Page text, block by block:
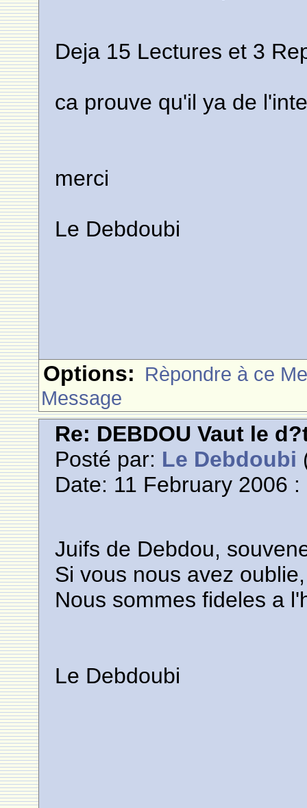
Deja 15 Lectures et 3
ca prouve qu'il ya de
merci
Le Debdoubi
Options: Rèpondre à ce
Message
Re: DEBDOU Vaut le
Posté par: Le Debdoubi
Date: 11 February 2006 :
Juifs de Debdou,
Si vous nous avez
Nous sommes fideles a
Le Debdoubi